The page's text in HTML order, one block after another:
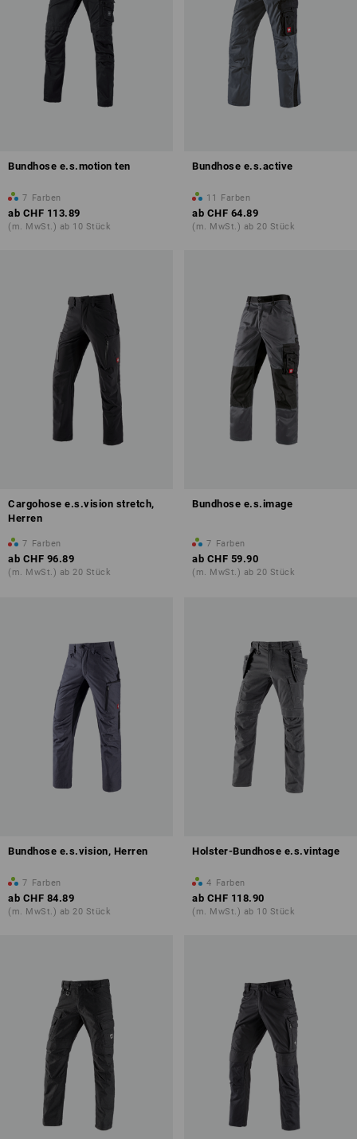
Bundhose e.s.motion ten
7 Farben
ab CHF 113.89
(m. MwSt.) ab 10 Stück
Bundhose e.s.active
11 Farben
ab CHF 64.89
(m. MwSt.) ab 20 Stück
Cargohose e.s.vision stretch,
Herren
7 Farben
ab CHF 96.89
(m. MwSt.) ab 20 Stück
Bundhose e.s.image
7 Farben
ab CHF 59.90
(m. MwSt.) ab 20 Stück
Bundhose e.s.vision, Herren
7 Farben
ab CHF 84.89
(m. MwSt.) ab 20 Stück
Holster-Bundhose e.s.vintage
4 Farben
ab CHF 118.90
(m. MwSt.) ab 10 Stück